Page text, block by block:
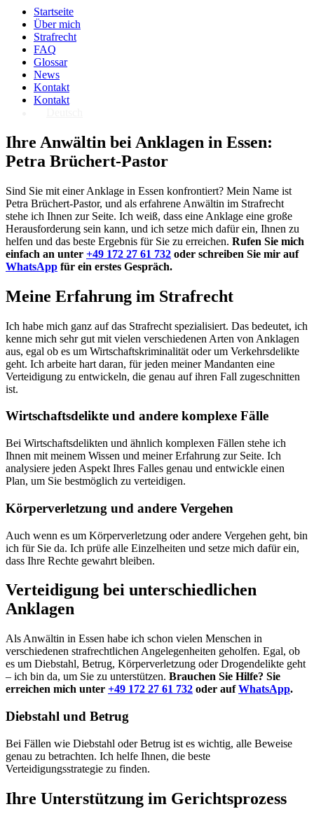
Startseite
Über mich
Strafrecht
FAQ
Glossar
News
Kontakt
Kontakt
Ihre Anwältin bei Anklagen in Essen:
Petra Brüchert-Pastor
Sind Sie mit einer Anklage in Essen konfrontiert? Mein Name ist
Petra Brüchert-Pastor, und als erfahrene Anwältin im Strafrecht
stehe ich Ihnen zur Seite. Ich weiß, dass eine Anklage eine große
Herausforderung sein kann, und ich setze mich dafür ein, Ihnen zu
helfen und das beste Ergebnis für Sie zu erreichen. Rufen Sie mich
einfach an unter +49 172 27 61 732 oder schreiben Sie mir auf
WhatsApp für ein erstes Gespräch.
Meine Erfahrung im Strafrecht
Ich habe mich ganz auf das Strafrecht spezialisiert. Das bedeutet, ich
kenne mich sehr gut mit vielen verschiedenen Arten von Anklagen
aus, egal ob es um Wirtschaftskriminalität oder um Verkehrsdelikte
geht. Ich arbeite hart daran, für jeden meiner Mandanten eine
Verteidigung zu entwickeln, die genau auf ihren Fall zugeschnitten
ist.
Wirtschaftsdelikte und andere komplexe Fälle
Bei Wirtschaftsdelikten und ähnlich komplexen Fällen stehe ich
Ihnen mit meinem Wissen und meiner Erfahrung zur Seite. Ich
analysiere jeden Aspekt Ihres Falles genau und entwickle einen
Plan, um Sie bestmöglich zu verteidigen.
Körperverletzung und andere Vergehen
Auch wenn es um Körperverletzung oder andere Vergehen geht, bin
ich für Sie da. Ich prüfe alle Einzelheiten und setze mich dafür ein,
dass Ihre Rechte gewahrt bleiben.
Verteidigung bei unterschiedlichen
Anklagen
Als Anwältin in Essen habe ich schon vielen Menschen in
verschiedenen strafrechtlichen Angelegenheiten geholfen. Egal, ob
es um Diebstahl, Betrug, Körperverletzung oder Drogendelikte geht
– ich bin da, um Sie zu unterstützen. Brauchen Sie Hilfe? Sie
erreichen mich unter +49 172 27 61 732 oder aufWhatsApp.
Diebstahl und Betrug
Bei Fällen wie Diebstahl oder Betrug ist es wichtig, alle Beweise
genau zu betrachten. Ich helfe Ihnen, die beste
Verteidigungsstrategie zu finden.
Ihre Unterstützung im Gerichtsprozess